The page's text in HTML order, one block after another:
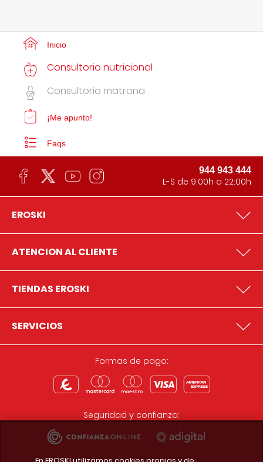
Inicio
Consultorio nutricional
Consultorio matrona
¡Me apunto!
Faqs
944 943 444
L-S de 9:00h a 22:00h
EROSKI
ATENCION AL CLIENTE
TIENDAS EROSKI
SERVICIOS
Formas de pago:
Seguridad y confianza: